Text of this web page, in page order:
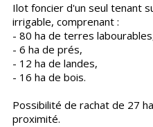
Ilot foncier d'un seul tenant
irrigable, comprenant :
- 80 ha de terres
- 6 ha de prés,
- 12 ha de landes,
- 16 ha de bois.
Possibilité de rachat de 27
proximité.